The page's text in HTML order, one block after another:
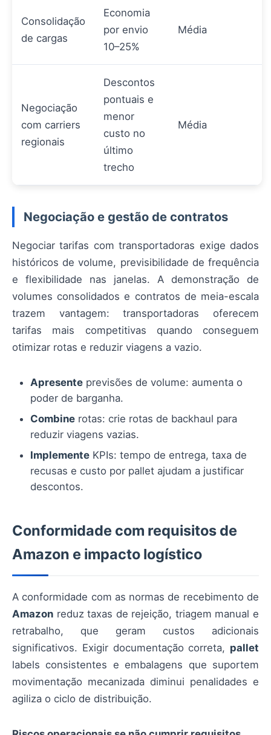
Consolidação
de cargas
Economia
por envio
10–25%
Média
Negociação
com carriers
regionais
Descontos
pontuais e
menor
custo no
último
trecho
Média
Negociação e gestão de contratos
Negociar tarifas com transportadoras exige dados
históricos de volume, previsibilidade de frequência
e flexibilidade nas janelas. A demonstração de
volumes consolidados e contratos de meia-escala
trazem vantagem: transportadoras oferecem
tarifas mais competitivas quando conseguem
otimizar rotas e reduzir viagens a vazio.
Apresente previsões de volume: aumenta o
poder de barganha.
Combine rotas: crie rotas de backhaul para
reduzir viagens vazias.
Implemente KPIs: tempo de entrega, taxa de
recusas e custo por pallet ajudam a justificar
descontos.
Conformidade com requisitos de
Amazon e impacto logístico
A conformidade com as normas de recebimento de
Amazon reduz taxas de rejeição, triagem manual e
retrabalho, que geram custos adicionais
significativos. Exigir documentação correta, pallet
labels consistentes e embalagens que suportem
movimentação mecanizada diminui penalidades e
agiliza o ciclo de distribuição.